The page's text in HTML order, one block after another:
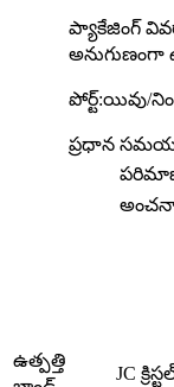
ప్యాకేజింగ్
అనుగుణంగా
పోర్ట్:యివు/
ప్రధాన
ఉత్పత్తి
JC